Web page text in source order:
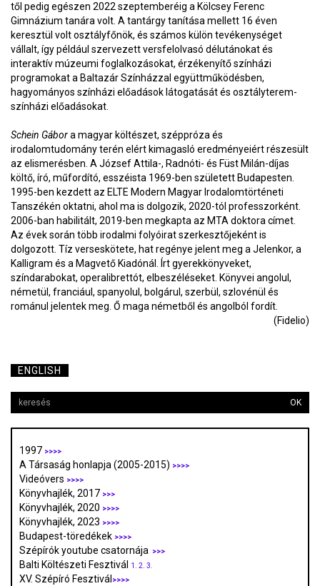
től pedig egészen 2022 szeptemberéig a Kölcsey Ferenc
Gimnázium tanára volt. A tantárgy tanítása mellett 16 éven
keresztül volt osztályfőnök, és számos külön tevékenységet
vállalt, így például szervezett versfelolvasó délutánokat és
interaktív múzeumi foglalkozásokat, érzékenyítő színházi
programokat a Baltazár Színházzal együttműködésben,
hagyományos színházi előadások látogatását és osztályterem-
színházi előadásokat.
Schein Gábora magyar költészet, széppróza és
irodalomtudomány terén elért kimagasló eredményeiért részesült
az elismerésben. A József Attila-, Radnóti- és Füst Milán-díjas
költő, író, műfordító, esszéista 1969-ben született Budapesten.
1995-ben kezdett az ELTE Modern Magyar Irodalomtörténeti
Tanszékén oktatni, ahol ma is dolgozik, 2020-tól professzorként.
2006-ban habilitált, 2019-ben megkapta az MTA doktora címet.
Az évek során több irodalmi folyóirat szerkesztőjeként is
dolgozott. Tíz verseskötete, hat regénye jelent meg a Jelenkor, a
Kalligram és a Magvető Kiadónál. Írt gyerekkönyveket,
színdarabokat, operalibrettót, elbeszéléseket. Könyvei angolul,
németül, franciául, spanyolul, bolgárul, szerbül, szlovénül és
románul jelentek meg. Ő maga németből és angolból fordít.
(Fidelio)
ENGLISH
OK
1997 >>>>
A Társaság honlapja (2005-2015) >>>>
Videóvers >>>>
Könyvhajlék, 2017 >>>
Könyvhajlék, 2020 >>>>
Könyvhajlék, 2023 >>>>
Budapest-töredékek >>>>
Szépírók youtube csatornája >>>
Balti Költészeti Fesztivál 1. 2. 3.
XV. Szépíró Fesztivál >>>>